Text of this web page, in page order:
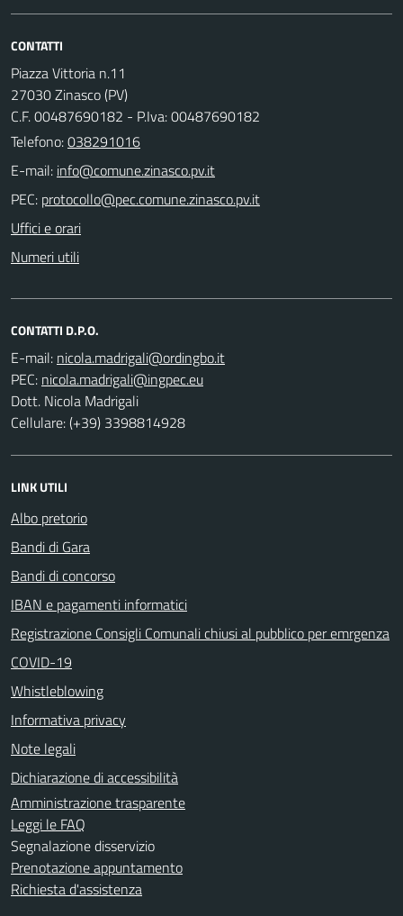
CONTATTI
Piazza Vittoria n.11
27030 Zinasco (PV)
C.F. 00487690182 - P.Iva: 00487690182
Telefono:038291016
E-mail:
PEC:
Uffici e orari
Numeri utili
CONTATTI D.P.O.
E-mail:
PEC:
Dott. Nicola Madrigali
Cellulare: (+39) 3398814928
LINK UTILI
Albo pretorio
Bandi di Gara
Bandi di concorso
IBAN e pagamenti informatici
Registrazione Consigli Comunali chiusi al pubblico per emrgenza
COVID-19
Whistleblowing
Informativa privacy
Note legali
Dichiarazione di accessibilità
Amministrazione trasparente
Leggi le FAQ
Segnalazione disservizio
Prenotazione appuntamento
Richiesta d'assistenza